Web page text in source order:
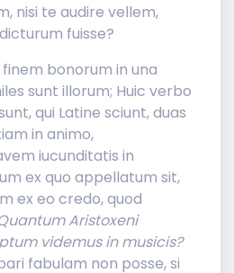
nisi te audire vellem,
fuisse?
bonorum in una
sunt illorum; Huic verbo
qui Latine sciunt, duas
in animo,
iucunditatis in
ex quo appellatum sit,
ex eo credo, quod
Aristoxeni
videmus in musicis?
fabulam non posse, si